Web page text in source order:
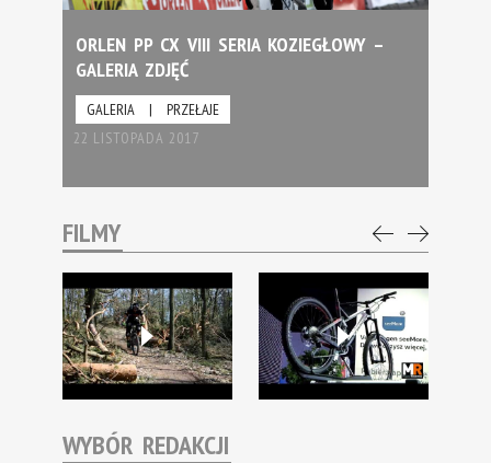
ORLEN PP CX VIII SERIA KOZIEGŁOWY –
GALERIA ZDJĘĆ
GALERIA |
PRZEŁAJE
22 LISTOPADA 2017
FILMY
WYBÓR REDAKCJI